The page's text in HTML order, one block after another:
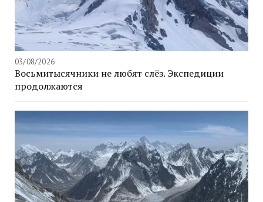
03/08/2026
Восьмитысячники не любят слёз. Экспедиции
продолжаются